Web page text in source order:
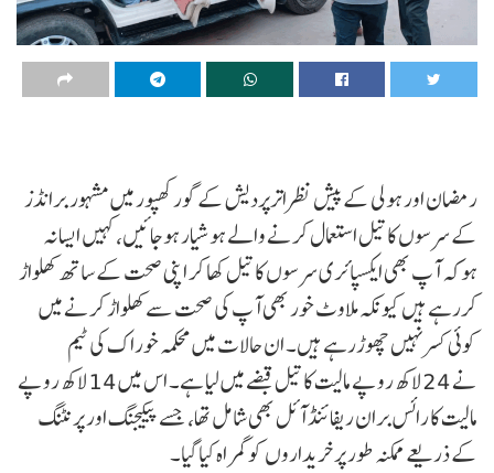
رمضان اور ہولی کے پیش نظراترپردیش کے گورکھپور میں مشہور برانڈز
کے سرسوں کا تیل استعمال کرنے والے ہوشیار ہوجائیں، کہیں ایسا نہ
ہوکہ آپ بھی ایکسپائری سرسوں کا تیل کھا کر اپنی صحت کے ساتھ کھلواڑ
کررہے ہیں کیونکہ ملاوٹ خور بھی آپ کی صحت سے کھلواڑ کرنے میں
کوئی کسر نہیں چھوڑرہے ہیں۔ ان حالات میں محکمہ خوراک کی ٹیم
نے 24 لاکھ روپے مالیت کا تیل قبضے میں لیا ہے۔ اس میں 14 لاکھ روپے
مالیت کا رائس بران ریفائنڈ آئل بھی شامل تھا، جسے پیکیجنگ اور پرنٹنگ
کے ذریعے ممکنہ طور پر خریداروں کو گمراہ کیا گیا۔